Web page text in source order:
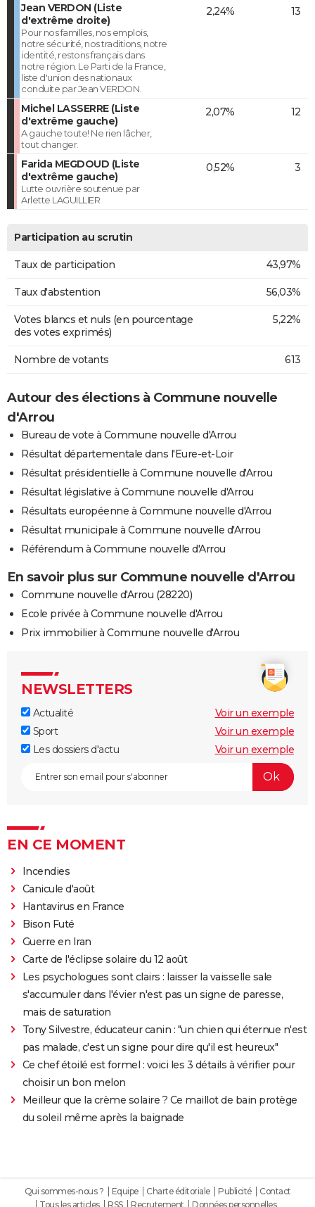
Jean VERDON (Liste
d'extrême droite)
Pour nos familles, nos emplois,
notre sécurité, nos traditions, notre
identité, restons français dans
notre région. Le Parti de la France,
liste d'union des nationaux
conduite par Jean VERDON.
2,24% 13
Michel LASSERRE (Liste
d'extrême gauche)
A gauche toute! Ne rien lâcher,
tout changer.
2,07% 12
Farida MEGDOUD (Liste
d'extrême gauche)
Lutte ouvrière soutenue par
Arlette LAGUILLIER
0,52% 3
Participation au scrutin
Taux de participation 43,97%
Taux d'abstention 56,03%
Votes blancs et nuls (en pourcentage
des votes exprimés)
5,22%
Nombre de votants 613
Autour des élections à Commune nouvelle
d'Arrou
Bureau de vote à Commune nouvelle d'Arrou
Résultat départementale dans l'Eure-et-Loir
Résultat présidentielle à Commune nouvelle d'Arrou
Résultat législative à Commune nouvelle d'Arrou
Résultats européenne à Commune nouvelle d'Arrou
Résultat municipale à Commune nouvelle d'Arrou
Référendum à Commune nouvelle d'Arrou
En savoir plus sur Commune nouvelle d'Arrou
Commune nouvelle d'Arrou (28220)
Ecole privée à Commune nouvelle d'Arrou
Prix immobilier à Commune nouvelle d'Arrou
NEWSLETTERS
Actualité
Voir un exemple
Sport
Voir un exemple
Les dossiers d'actu
Voir un exemple
EN CE MOMENT
Incendies
Canicule d'août
Hantavirus en France
Bison Futé
Guerre en Iran
Carte de l'éclipse solaire du 12 août
Les psychologues sont clairs : laisser la vaisselle sale
s'accumuler dans l'évier n'est pas un signe de paresse,
mais de saturation
Tony Silvestre, éducateur canin : "un chien qui éternue n'est
pas malade, c'est un signe pour dire qu'il est heureux"
Ce chef étoilé est formel : voici les 3 détails à vérifier pour
choisir un bon melon
Meilleur que la crème solaire ? Ce maillot de bain protège
du soleil même après la baignade
Qui sommes-nous ? Equipe Charte éditoriale Publicité
Contact
Tous les articles
RSS Recrutement Données personnelles